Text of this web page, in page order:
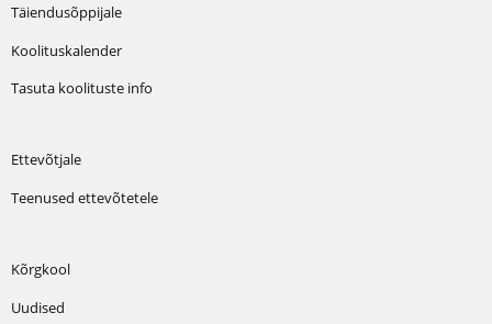
Täiendusõppijale
Koolituskalender
Tasuta koolituste info
Ettevõtjale
Teenused ettevõtetele
Kõrgkool
Uudised